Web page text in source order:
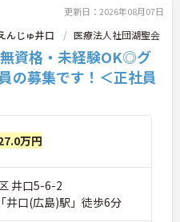
得実績あり！法
ップ体制が整っ
更新日：2026年08月07日
んじゅ井口 医療法人社団湖聖会
無資格・未経験OK◎グ
の募集です！＜正社員
万円
井口5-6-2
井口(広島)駅」徒歩6分